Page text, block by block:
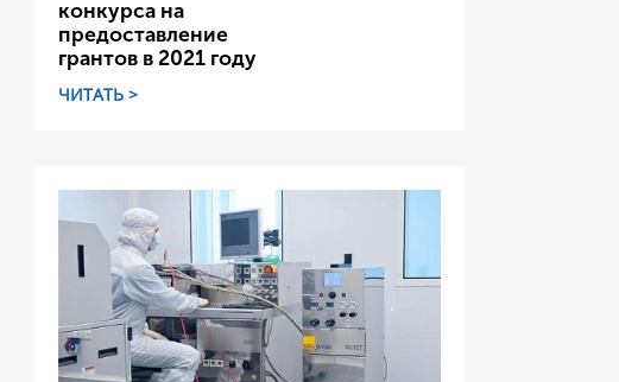
конкурса на
предоставление
грантов в 2021 году
ЧИТАТЬ >